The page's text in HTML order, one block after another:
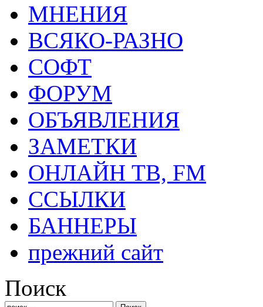
МНЕНИЯ
ВСЯКО-РАЗНО
СОФТ
ФОРУМ
ОБЪЯВЛЕНИЯ
ЗАМЕТКИ
ОНЛАЙН ТВ, FM
ССЫЛКИ
БАННЕРЫ
прежний сайт
Поиск